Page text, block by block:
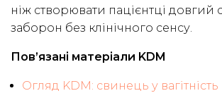
ніж створювати пацієнтці довгий
заборон без клінічного сенсу.
Пов’язані матеріали KDM
Огляд KDM: свинець у вагітність